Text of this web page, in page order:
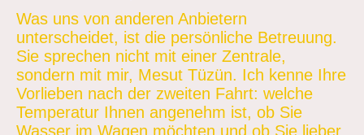
Was uns von anderen Anbietern
unterscheidet, ist die persönliche Betreuung.
Sie sprechen nicht mit einer Zentrale,
sondern mit mir, Mesut Tüzün. Ich kenne Ihre
Vorlieben nach der zweiten Fahrt: welche
Temperatur Ihnen angenehm ist, ob Sie
Wasser im Wagen möchten und ob Sie lieber